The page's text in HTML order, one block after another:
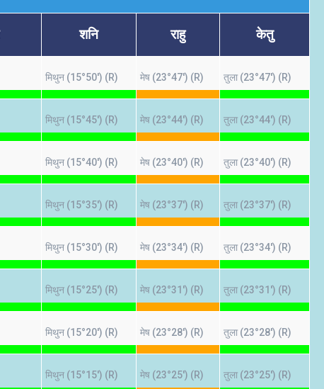
शनि राहु केतु
मिथुन (15°50') (R) मेष (23°47') (R) तुला (23°47') (R)
मिथुन (15°45') (R) मेष (23°44') (R) तुला (23°44') (R)
मिथुन (15°40') (R) मेष (23°40') (R) तुला (23°40') (R)
मिथुन (15°35') (R) मेष (23°37') (R) तुला (23°37') (R)
मिथुन (15°30') (R) मेष (23°34') (R) तुला (23°34') (R)
मिथुन (15°25') (R) मेष (23°31') (R) तुला (23°31') (R)
मिथुन (15°20') (R) मेष (23°28') (R) तुला (23°28') (R)
मिथुन (15°15') (R) मेष (23°25') (R) तुला (23°25') (R)